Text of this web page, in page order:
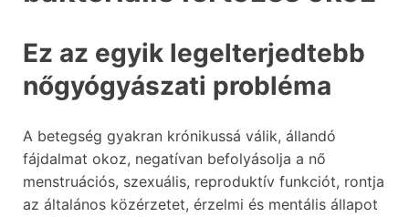
Ez az egyik legelterjedtebb
nőgyógyászati probléma
A betegség gyakran krónikussá válik, állandó
fájdalmat okoz, negatívan befolyásolja a nő
menstruációs, szexuális, reproduktív funkciót, rontja
az általános közérzetet, érzelmi és mentális állapot